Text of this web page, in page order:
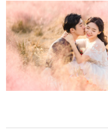
예약&문의
INSTAGRAM
BLOG